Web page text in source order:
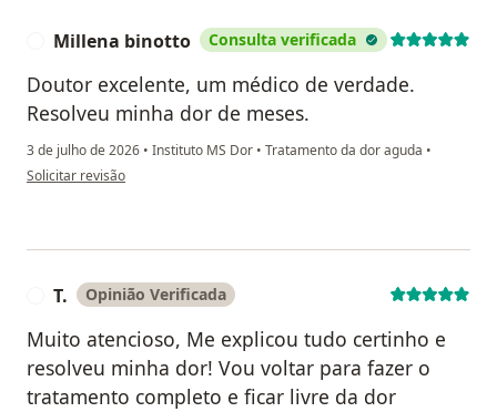
Millena binotto Consulta verificada
Doutor excelente, um médico de verdade.
Resolveu minha dor de meses.
3 de julho de 2026 • Instituto MS Dor • Tratamento da dor aguda •
na opinião do utilizador Millena binotto
Solicitar revisão
T. Opinião Verificada
Muito atencioso, Me explicou tudo certinho e
resolveu minha dor! Vou voltar para fazer o
tratamento completo e ficar livre da dor